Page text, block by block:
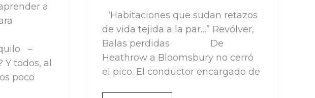
a
–
Y todos, al
poco
“Habitaciones que sudan retazos
de vida tejida a la par…” Revólver,
Balas perdidas De
Heathrow a Bloomsbury no cerró
el pico. El conductor encargado de